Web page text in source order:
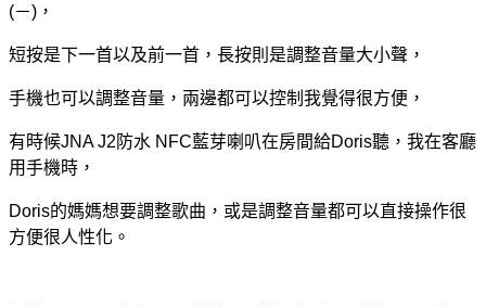
(－)，
短按是下一首以及前一首，長按則是調整音量大小聲，
手機也可以調整音量，兩邊都可以控制我覺得很方便，
有時候JNA J2防水 NFC藍芽喇叭在房間給Doris聽，我在客廳
用手機時，
Doris的媽媽想要調整歌曲，或是調整音量都可以直接操作很
方便很人性化。